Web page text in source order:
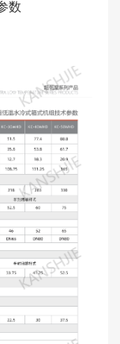
数